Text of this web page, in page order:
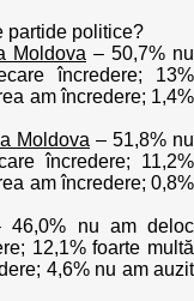
partide politice?
Moldova – 50,7% nu
încredere; 13%
am încredere; 1,4%
Moldova – 51,8% nu
încredere; 11,2%
am încredere; 0,8%
nu am deloc
12,1% foarte multă
4,6% nu am auzit